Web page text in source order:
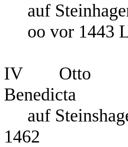
auf
oo vor 1443
IV
Otto
Benedicta
auf
1462